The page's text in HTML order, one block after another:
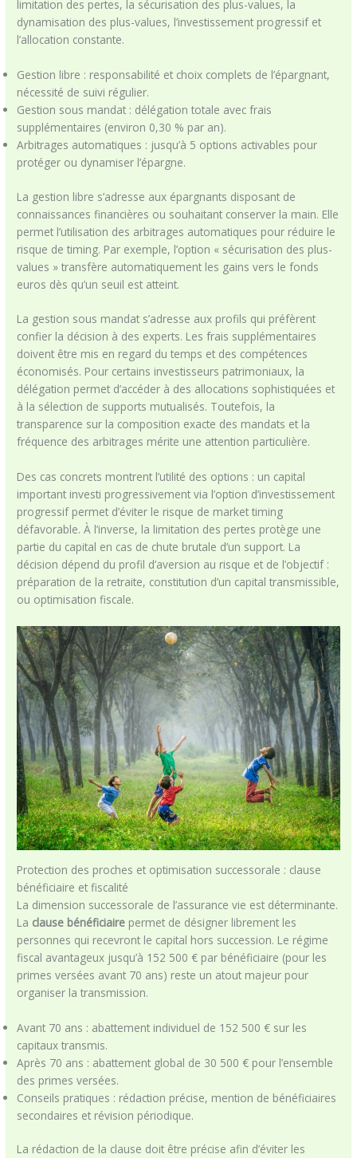
limitation des pertes, la sécurisation des plus-values, la
dynamisation des plus-values, l’investissement progressif et
l’allocation constante.
Gestion libre : responsabilité et choix complets de l’épargnant,
nécessité de suivi régulier.
Gestion sous mandat : délégation totale avec frais
supplémentaires (environ 0,30 % par an).
Arbitrages automatiques : jusqu’à 5 options activables pour
protéger ou dynamiser l’épargne.
La gestion libre s’adresse aux épargnants disposant de
connaissances financières ou souhaitant conserver la main. Elle
permet l’utilisation des arbitrages automatiques pour réduire le
risque de timing. Par exemple, l’option « sécurisation des plus-
values » transfère automatiquement les gains vers le fonds
euros dès qu’un seuil est atteint.
La gestion sous mandat s’adresse aux profils qui préfèrent
confier la décision à des experts. Les frais supplémentaires
doivent être mis en regard du temps et des compétences
économisés. Pour certains investisseurs patrimoniaux, la
délégation permet d’accéder à des allocations sophistiquées et
à la sélection de supports mutualisés. Toutefois, la
transparence sur la composition exacte des mandats et la
fréquence des arbitrages mérite une attention particulière.
Des cas concrets montrent l’utilité des options : un capital
important investi progressivement via l’option d’investissement
progressif permet d’éviter le risque de market timing
défavorable. À l’inverse, la limitation des pertes protège une
partie du capital en cas de chute brutale d’un support. La
décision dépend du profil d’aversion au risque et de l’objectif :
préparation de la retraite, constitution d’un capital transmissible,
ou optimisation fiscale.
Protection des proches et optimisation successorale : clause
bénéficiaire et fiscalité
La dimension successorale de l’assurance vie est déterminante.
La clause bénéficiaire permet de désigner librement les
personnes qui recevront le capital hors succession. Le régime
fiscal avantageux jusqu’à 152 500 € par bénéficiaire (pour les
primes versées avant 70 ans) reste un atout majeur pour
organiser la transmission.
Avant 70 ans : abattement individuel de 152 500 € sur les
capitaux transmis.
Après 70 ans : abattement global de 30 500 € pour l’ensemble
des primes versées.
Conseils pratiques : rédaction précise, mention de bénéficiaires
secondaires et révision périodique.
La rédaction de la clause doit être précise afin d’éviter les